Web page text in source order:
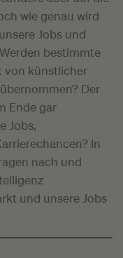
wie genau wird
Jobs und
bestimmte
von künstlicher
Der
Ende gar
Jobs,
In
nach und
und unsere Jobs